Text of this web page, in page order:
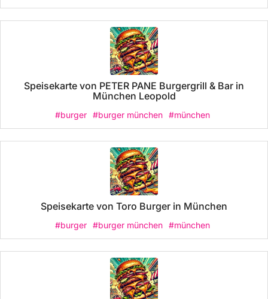
Speisekarte von PETER PANE Burgergrill & Bar in
München Leopold
#burger #burger münchen #münchen
Speisekarte von Toro Burger in München
#burger #burger münchen #münchen